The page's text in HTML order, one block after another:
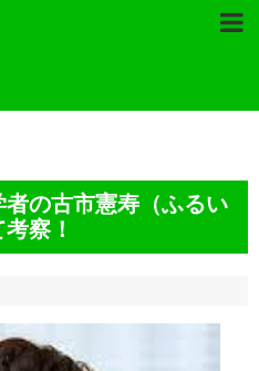
の古市憲寿（ふるい
察！